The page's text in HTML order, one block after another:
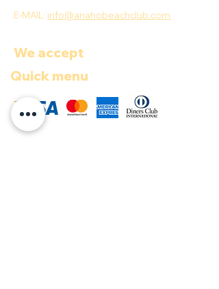
E-MAIL: info@anahobeachclub.com
We accept
Quick menu